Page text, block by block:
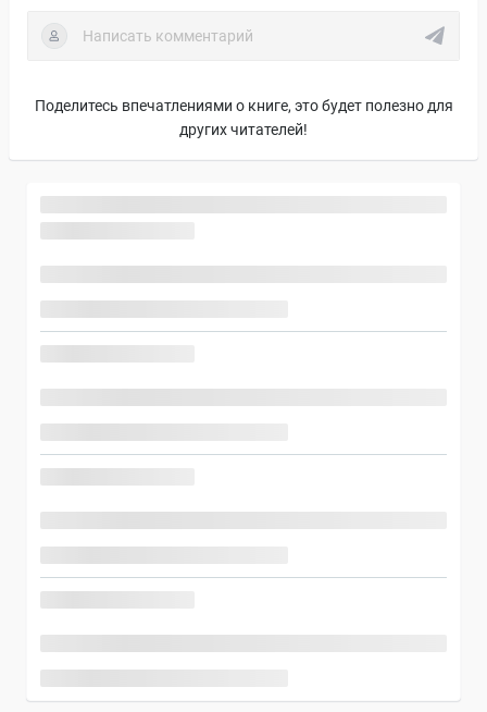
Поделитесь впечатлениями о книге, это будет полезно для
других читателей!